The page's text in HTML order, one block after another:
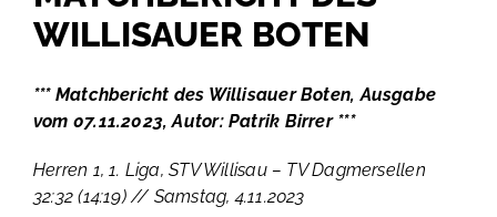
WILLISAUER BOTEN
*** Matchbericht des Willisauer Boten, Ausgabe
vom 07.11.2023, Autor: Patrik Birrer ***
Herren 1, 1. Liga, STV Willisau – TV Dagmersellen
32:32 (14:19) // Samstag, 4.11.2023